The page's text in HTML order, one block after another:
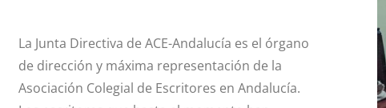
La Junta Directiva de ACE-Andalucía es el órgano
de dirección y máxima representación de la
Asociación Colegial de Escritores en Andalucía.